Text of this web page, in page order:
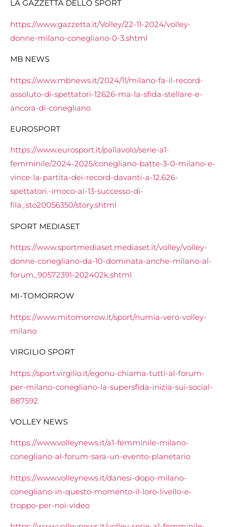
LA GAZZETTA DELLO SPORT
https://www.gazzetta.it/Volley/22-11-2024/volley-
donne-milano-conegliano-0-3.shtml
MB NEWS
https://www.mbnews.it/2024/11/milano-fa-il-record-
assoluto-di-spettatori-12626-ma-la-sfida-stellare-e-
ancora-di-conegliano
EUROSPORT
https://www.eurosport.it/pallavolo/serie-a1-
femminile/2024-2025/conegliano-batte-3-0-milano-e-
vince-la-partita-dei-record-davanti-a-12.626-
spettatori.-imoco-al-13-successo-di-
fila_sto20056350/story.shtml
SPORT MEDIASET
https://www.sportmediaset.mediaset.it/volley/volley-
donne-conegliano-da-10-dominata-anche-milano-al-
forum_90572391-202402k.shtml
MI-TOMORROW
https://www.mitomorrow.it/sport/numia-vero-volley-
milano
VIRGILIO SPORT
https://sport.virgilio.it/egonu-chiama-tutti-al-forum-
per-milano-conegliano-la-supersfida-inizia-sui-social-
887592
VOLLEY NEWS
https://www.volleynews.it/a1-femminile-milano-
conegliano-al-forum-sara-un-evento-planetario
https://www.volleynews.it/danesi-dopo-milano-
conegliano-in-questo-momento-il-loro-livello-e-
troppo-per-noi-video